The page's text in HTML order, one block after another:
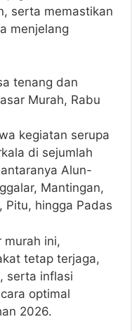
serta memastikan
menjelang
tenang dan
Murah, Rabu
kegiatan serupa
di sejumlah
Alun-
Mantingan,
Pitu, hingga Padas
murah ini,
tetap terjaga,
serta inflasi
optimal
2026.